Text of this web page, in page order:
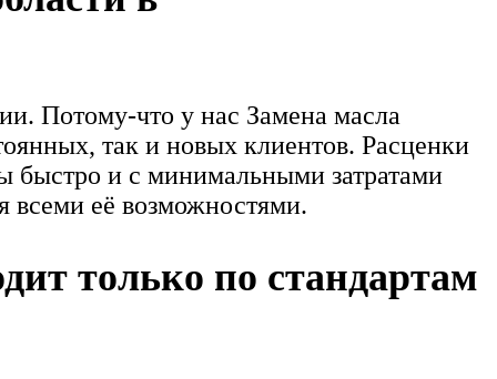
Потому-что у нас Замена масла
так и новых клиентов. Расценки
быстро и с минимальными затратами
всеми её возможностями.
только по стандартам